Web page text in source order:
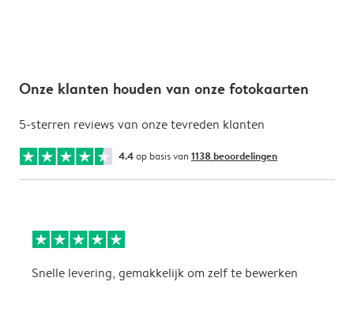
Onze klanten houden van onze fotokaarten
5-sterren reviews van onze tevreden klanten
4.4op basis van 1138 beoordelingen
Snelle levering, gemakkelijk om zelf te bewerken